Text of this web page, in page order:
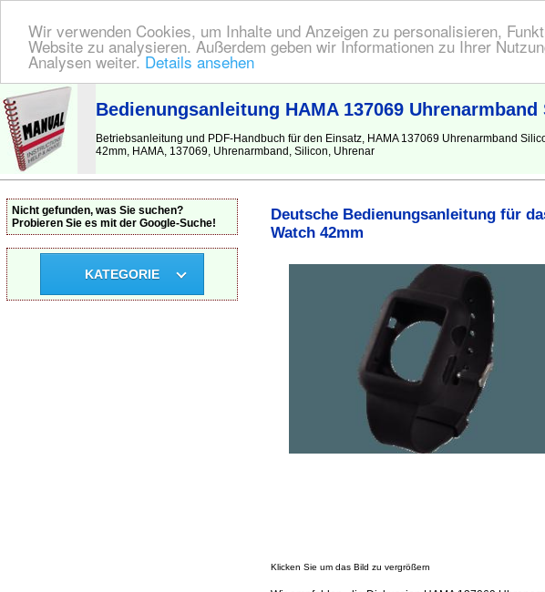
Wir verwenden Cookies, um Inhalte und Anzeigen zu personalisieren,
Website zu analysieren. Außerdem geben wir Informationen zu Ihrer
Analysen weiter. Details ansehen
BEDIENUNGSANLEITUNG | Hier finden Sie die deutsche Anleitung!
Bedienungsanleitung HAMA 137069
Betriebsanleitung und PDF-Handbuch für den Einsatz, HAMA 137069 Uhrenarmband
42mm, HAMA, 137069, Uhrenarmband, Silicon, Uhrenar
Deutsche Bedienungsanleitung für
Watch 42mm
Klicken Sie um das Bild zu vergrößern
Nicht gefunden, was Sie suchen?
Probieren Sie es mit der Google-Suche!
KATEGORIE